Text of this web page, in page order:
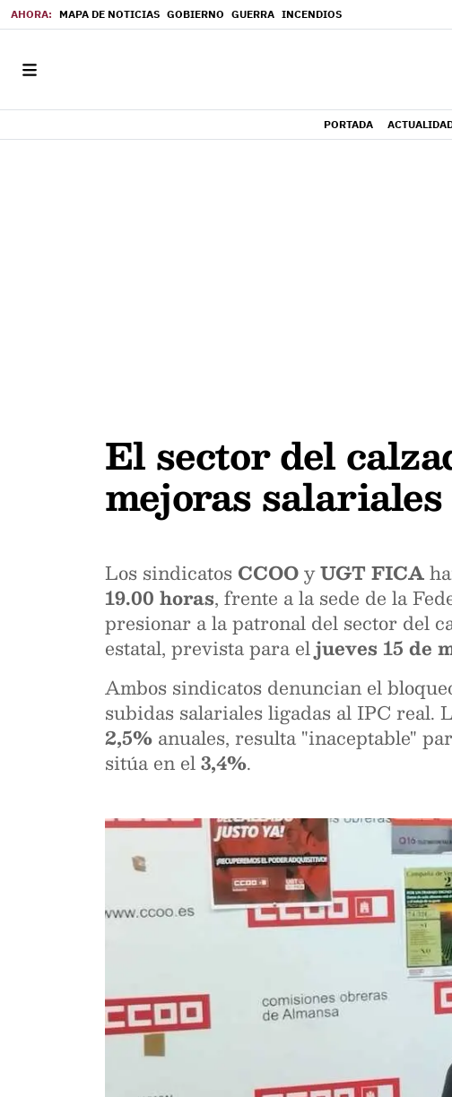
MAPA DE NOTICIAS GOBIERNO GUERRA INCENDIOS
PORTADA
El sector del
mejoras salariales
Los sindicatos CCOOyUGT FICA
19.00 horas, frente a la sede de la
presionar a la patronal del sector del
estatal, prevista para eljueves 15 de
Ambos sindicatos denuncian el
subidas salariales ligadas al IPC real.
2,5% anuales, resulta "inaceptable"
sitúa en el3,4%.